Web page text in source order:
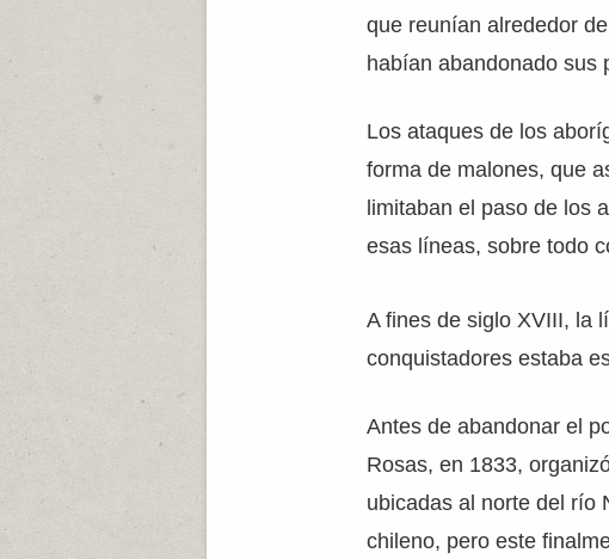
que reunían alrededor
habían abandonado sus
Los ataques de los
forma de malones, que
limitaban el paso de los
esas líneas, sobre todo
A fines de siglo XVIII, la
conquistadores estaba
Antes de abandonar el
Rosas, en 1833,
ubicadas al norte del río
chileno, pero este